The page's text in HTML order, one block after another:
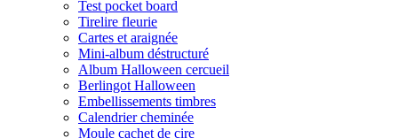
Test pocket board
Tirelire fleurie
Cartes et araignée
Mini-album déstructuré
Album Halloween cercueil
Berlingot Halloween
Embellissements timbres
Calendrier cheminée
Moule cachet de cire